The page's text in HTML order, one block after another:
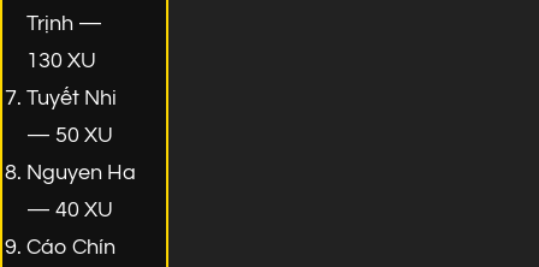
Trịnh —
130 XU
Tuyết Nhi
— 50 XU
Nguyen Ha
— 40 XU
Cáo Chín